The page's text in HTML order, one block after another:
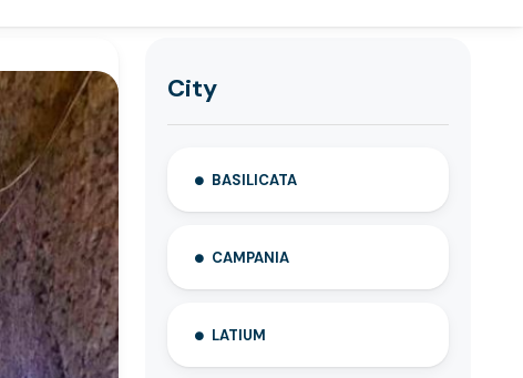
City
BASILICATA
CAMPANIA
LATIUM